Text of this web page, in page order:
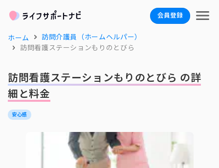
会員登録
ホーム
訪問介護員（ホームヘルパー）
訪問看護ステーションもりのとびら
訪問看護ステーションもりのとびら の詳
細と料金
安心感